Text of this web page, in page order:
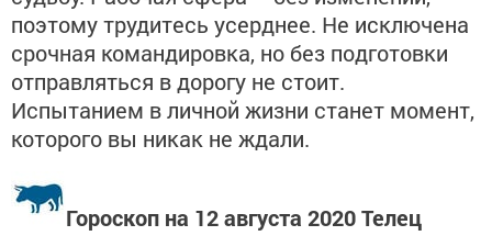
поэтому трудитесь усерднее. Не исключена
срочная командировка, но без подготовки
отправляться в дорогу не стоит.
Испытанием в личной жизни станет момент,
которого вы никак не ждали.
Гороскоп на 12 августа 2020 Телец